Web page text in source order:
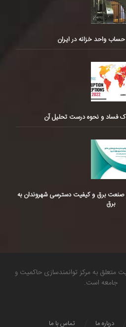
واحد خزانه در ایران
فساد و نحوه درست تحلیل آن
صنعت برق و کیفیت دسترسی شهروندان به
برق
متعلق به مرکز توانمندسازی حاکمیت و
جامعه است.
تماس با ما درباره ما